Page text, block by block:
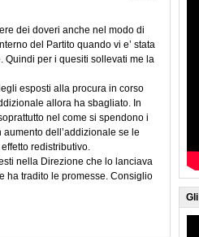
dei doveri anche nel modo di
del Partito quando vi e’ stata
Quindi per i quesiti sollevati me la
esposti alla procura in corso
allora ha sbagliato. In
nel come si spendono i
dell’addizionale se le
redistributivo.
nella Direzione che lo lanciava
ha tradito le promesse. Consiglio